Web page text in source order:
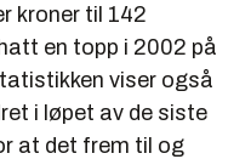
kroner til 142
en topp i 2002 på
viser også
i løpet av de siste
at det frem til og